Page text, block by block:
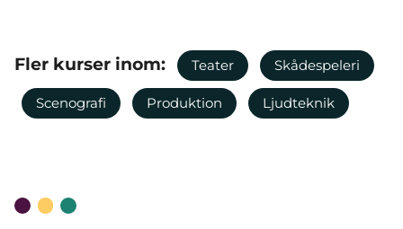
Fler kurser inom: Teater Skådespeleri
Scenografi Produktion Ljudteknik